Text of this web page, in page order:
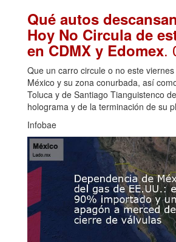
Qué autos
Hoy No Circula de
en CDMX y Edomex.
Que un carro circule o no este
México y su zona conurbada, así
Toluca y de Santiago Tianguistenco
holograma y de la terminación de su
Infobae